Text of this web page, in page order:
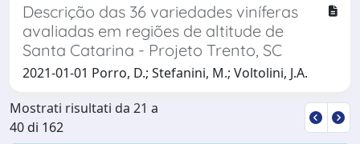
Descrição das 36 variedades viníferas
avaliadas em regiões de altitude de
Santa Catarina - Projeto Trento, SC
2021-01-01 Porro, D.; Stefanini, M.; Voltolini, J.A.
Mostrati risultati da 21 a
40 di 162